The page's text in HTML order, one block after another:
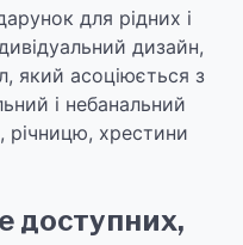
для рідних і
дизайн,
який асоціюється з
і небанальний
річницю, хрестини
доступних,